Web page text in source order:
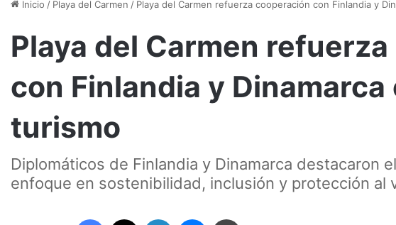
Inicio / Playa del Carmen / Playa del Carmen refuerza cooperación con Finlandia y
Playa del Carmen
con Finlandia y
turismo
Diplomáticos de Finlandia y Dinamarca destacaron
enfoque en sostenibilidad, inclusión y protección al
Facebook LinkedIn Messenger